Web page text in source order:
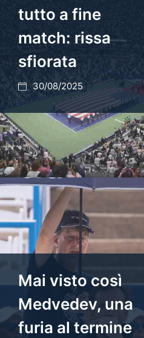
tutto a fine
match: rissa
sfiorata
30/08/2025
Mai visto così
Medvedev, una
furia al termine